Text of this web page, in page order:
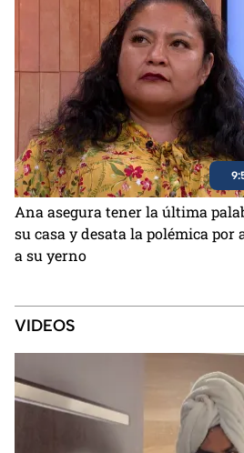
Ana asegura tener la última
su casa y desata la polémica por
a su yerno
VIDEOS